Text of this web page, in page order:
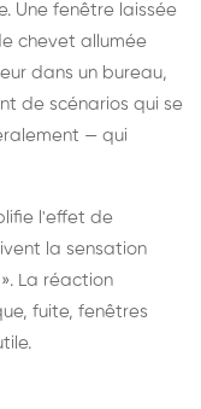
Une fenêtre laissée
chevet allumée
dans un bureau,
de scénarios qui se
— qui
l'effet de
la sensation
La réaction
fuite, fenêtres